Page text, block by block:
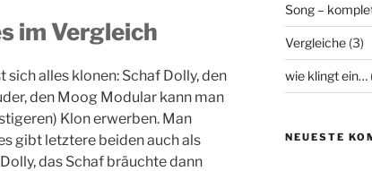
im Vergleich
sich alles klonen: Schaf Dolly, den
den Moog Modular kann man
Klon erwerben. Man
gibt letztere beiden auch als
das Schaf bräuchte dann
Song –
Vergleiche(3)
wie klingt ein…
NEUESTE